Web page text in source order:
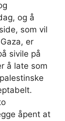
og å
som vil
er
sivile på
å late som
åpent at